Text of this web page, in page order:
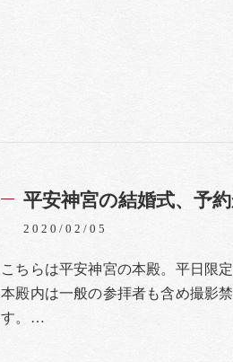
平安神宮の結婚式、予
2020/02/05
こちらは平安神宮の本殿。平日限
本殿内は一般の参拝者も含め撮影
す。…